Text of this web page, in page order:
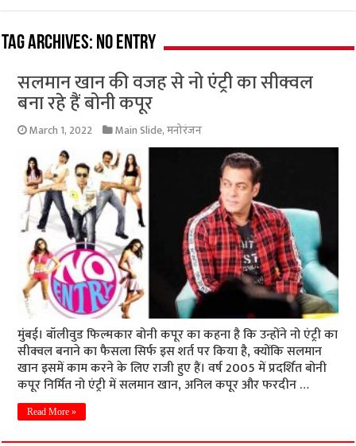
Tag Archives: No Entry
सलमान खान की वजह से नो एंट्री का सीक्वल
बना रहे हैं बोनी कपूर
March 1, 2022 Main Slide,मनोरंजन
मुंबई। बॉलीवुड फिल्मकार बोनी कपूर का कहना है कि उन्होंने नो एंट्री का
सीक्वल बनाने का फैसला सिर्फ इस शर्त पर किया है, क्योंकि सलमान
खान इसमें काम करने के लिए राजी हुए हैं। वर्ष 2005 में प्रदर्शित बोनी
कपूर निर्मित नो एंट्री में सलमान खान, अनिल कपूर और फरदीन …
Read More »